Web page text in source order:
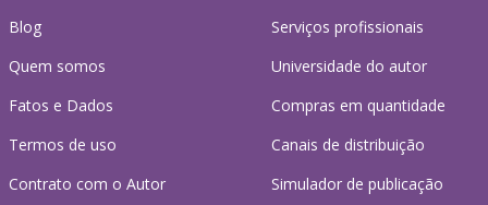
Blog
Quem somos
Fatos e Dados
Termos de uso
Contrato com o Autor
Serviços profissionais
Universidade do autor
Compras em quantidade
Canais de distribuição
Simulador de publicação